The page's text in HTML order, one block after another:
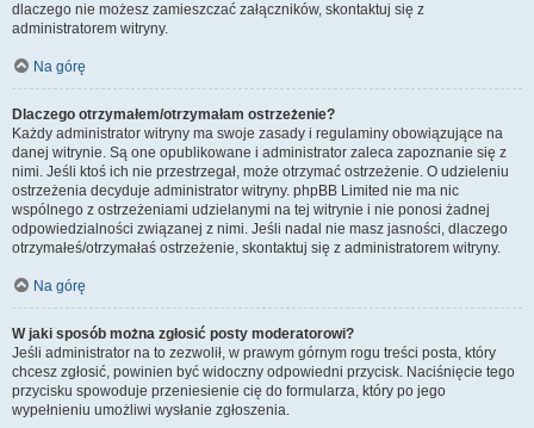
dlaczego nie możesz zamieszczać załączników, skontaktuj się z
administratorem witryny.
Na górę
Dlaczego otrzymałem/otrzymałam ostrzeżenie?
Każdy administrator witryny ma swoje zasady i regulaminy obowiązujące na
danej witrynie. Są one opublikowane i administrator zaleca zapoznanie się z
nimi. Jeśli ktoś ich nie przestrzegał, może otrzymać ostrzeżenie. O udzieleniu
ostrzeżenia decyduje administrator witryny. phpBB Limited nie ma nic
wspólnego z ostrzeżeniami udzielanymi na tej witrynie i nie ponosi żadnej
odpowiedzialności związanej z nimi. Jeśli nadal nie masz jasności, dlaczego
otrzymałeś/otrzymałaś ostrzeżenie, skontaktuj się z administratorem witryny.
Na górę
W jaki sposób można zgłosić posty moderatorowi?
Jeśli administrator na to zezwolił, w prawym górnym rogu treści posta, który
chcesz zgłosić, powinien być widoczny odpowiedni przycisk. Naciśnięcie tego
przycisku spowoduje przeniesienie cię do formularza, który po jego
wypełnieniu umożliwi wysłanie zgłoszenia.